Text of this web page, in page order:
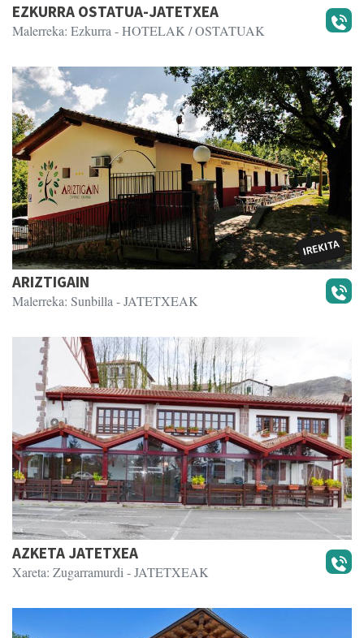
EZKURRA OSTATUA-JATETXEA
Malerreka: Ezkurra - HOTELAK / OSTATUAK
ARIZTIGAIN
Malerreka: Sunbilla- JATETXEAK
AZKETA JATETXEA
Xareta: Zugarramurdi - JATETXEAK